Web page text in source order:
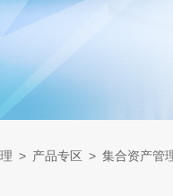
> 产品专区 > 集合资产管